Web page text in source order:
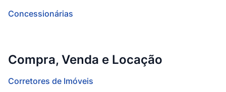
Concessionárias
Compra, Venda e Locação
Corretores de Imóveis